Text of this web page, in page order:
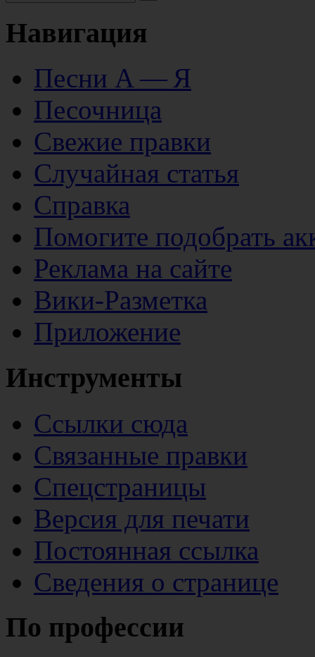
Навигация
Песни А — Я
Песочница
Свежие правки
Случайная статья
Справка
Помогите подобрать
Реклама на сайте
Вики-Разметка
Приложение
Инструменты
Ссылки сюда
Связанные правки
Спецстраницы
Версия для печати
Постоянная ссылка
Сведения о странице
По профессии